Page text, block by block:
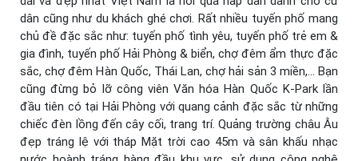
dân cũng như du khách ghé chơi. Rất nhiều tuyến phố mang
chủ đề đặc sắc như: tuyến phố tình yêu, tuyến phố trẻ em &
gia đình, tuyến phố Hải Phòng & biển, chợ đêm ẩm thực đặc
sắc, chợ đêm Hàn Quốc, Thái Lan, chợ hải sản 3 miền,… Bạn
cũng đừng bỏ lỡ công viên Văn hóa Hàn Quốc K-Park lần
đầu tiên có tại Hải Phòng với quang cảnh đặc sắc từ những
chiếc đèn lồng đến cây cối, trang trí. Quảng trường châu Âu
đẹp tráng lệ với tháp Mặt trời cao 45m và sân khấu nhạc